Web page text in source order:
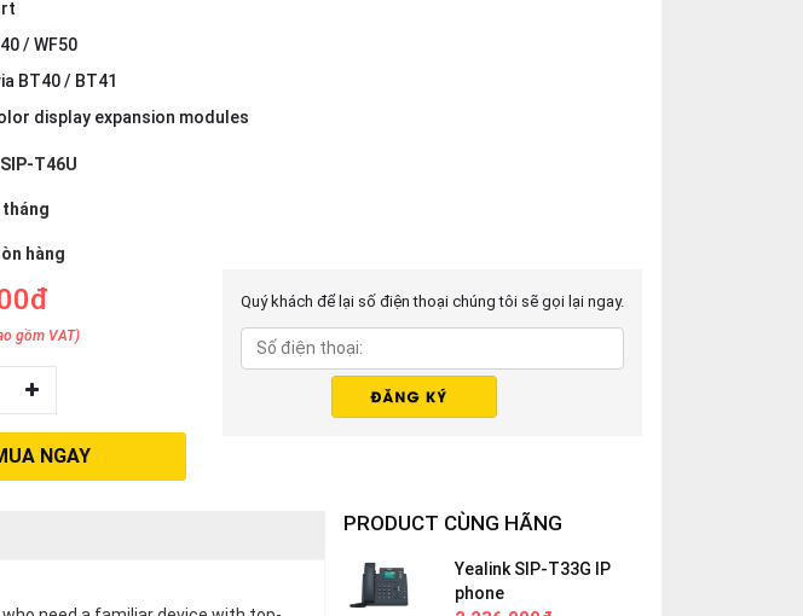
/ WF50
BT40 / BT41
display expansion modules
SIP-T46U
tháng
hàng
gồm VAT)
NGAY
Quý khách để lại số điện thoại chúng tôi sẽ gọi lại ngay.
PRODUCT CÙNG HÃNG
Yealink SIP-T33G IP
phone